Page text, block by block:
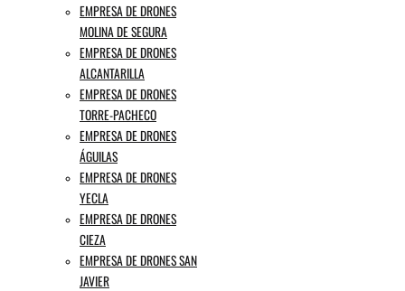
EMPRESA DE DRONES
MOLINA DE SEGURA
EMPRESA DE DRONES
ALCANTARILLA
EMPRESA DE DRONES
TORRE-PACHECO
EMPRESA DE DRONES
ÁGUILAS
EMPRESA DE DRONES
YECLA
EMPRESA DE DRONES
CIEZA
EMPRESA DE DRONES SAN
JAVIER